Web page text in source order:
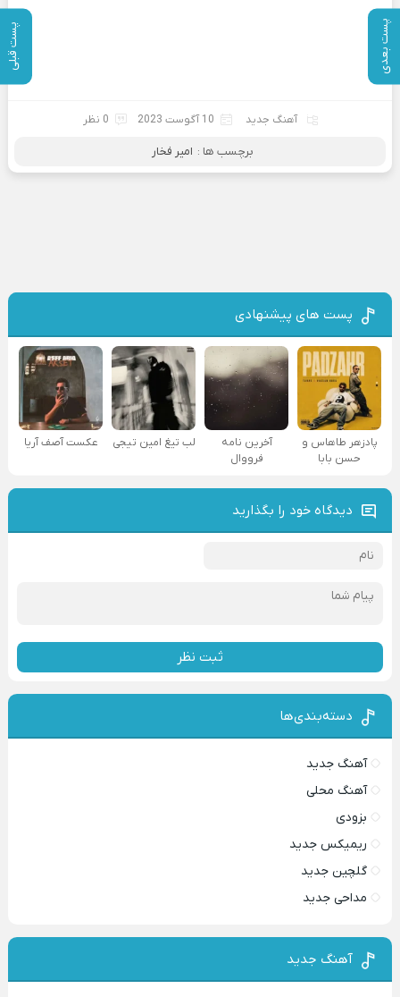
پست بعدی پست قبلی
آهنگ جدید 10 آگوست 2023 0 نظر
برچسب ها : امیر فخار
پست های پیشنهادی
پادزهر طاهاس و
حسن بابا
آخرین نامه
فرووال
لب تیغ امین تیجی عکست آصف آریا
دیدگاه خود را بگذارید
ثبت نظر
دسته‌بندی‌ها
آهنگ جدید
آهنگ محلی
بزودی
ریمیکس جدید
گلچین جدید
مداحی جدید
آهنگ جدید